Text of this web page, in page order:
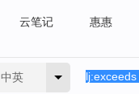
云笔记 惠惠
中英